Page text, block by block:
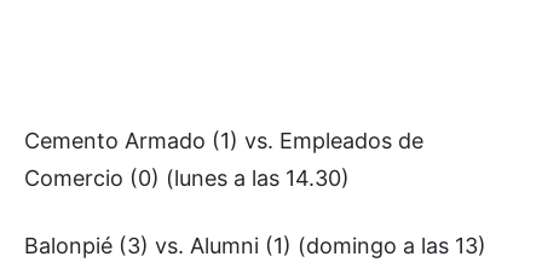
Cemento Armado (1) vs. Empleados de
Comercio (0) (lunes a las 14.30)
Balonpié (3) vs. Alumni (1) (domingo a las 13)